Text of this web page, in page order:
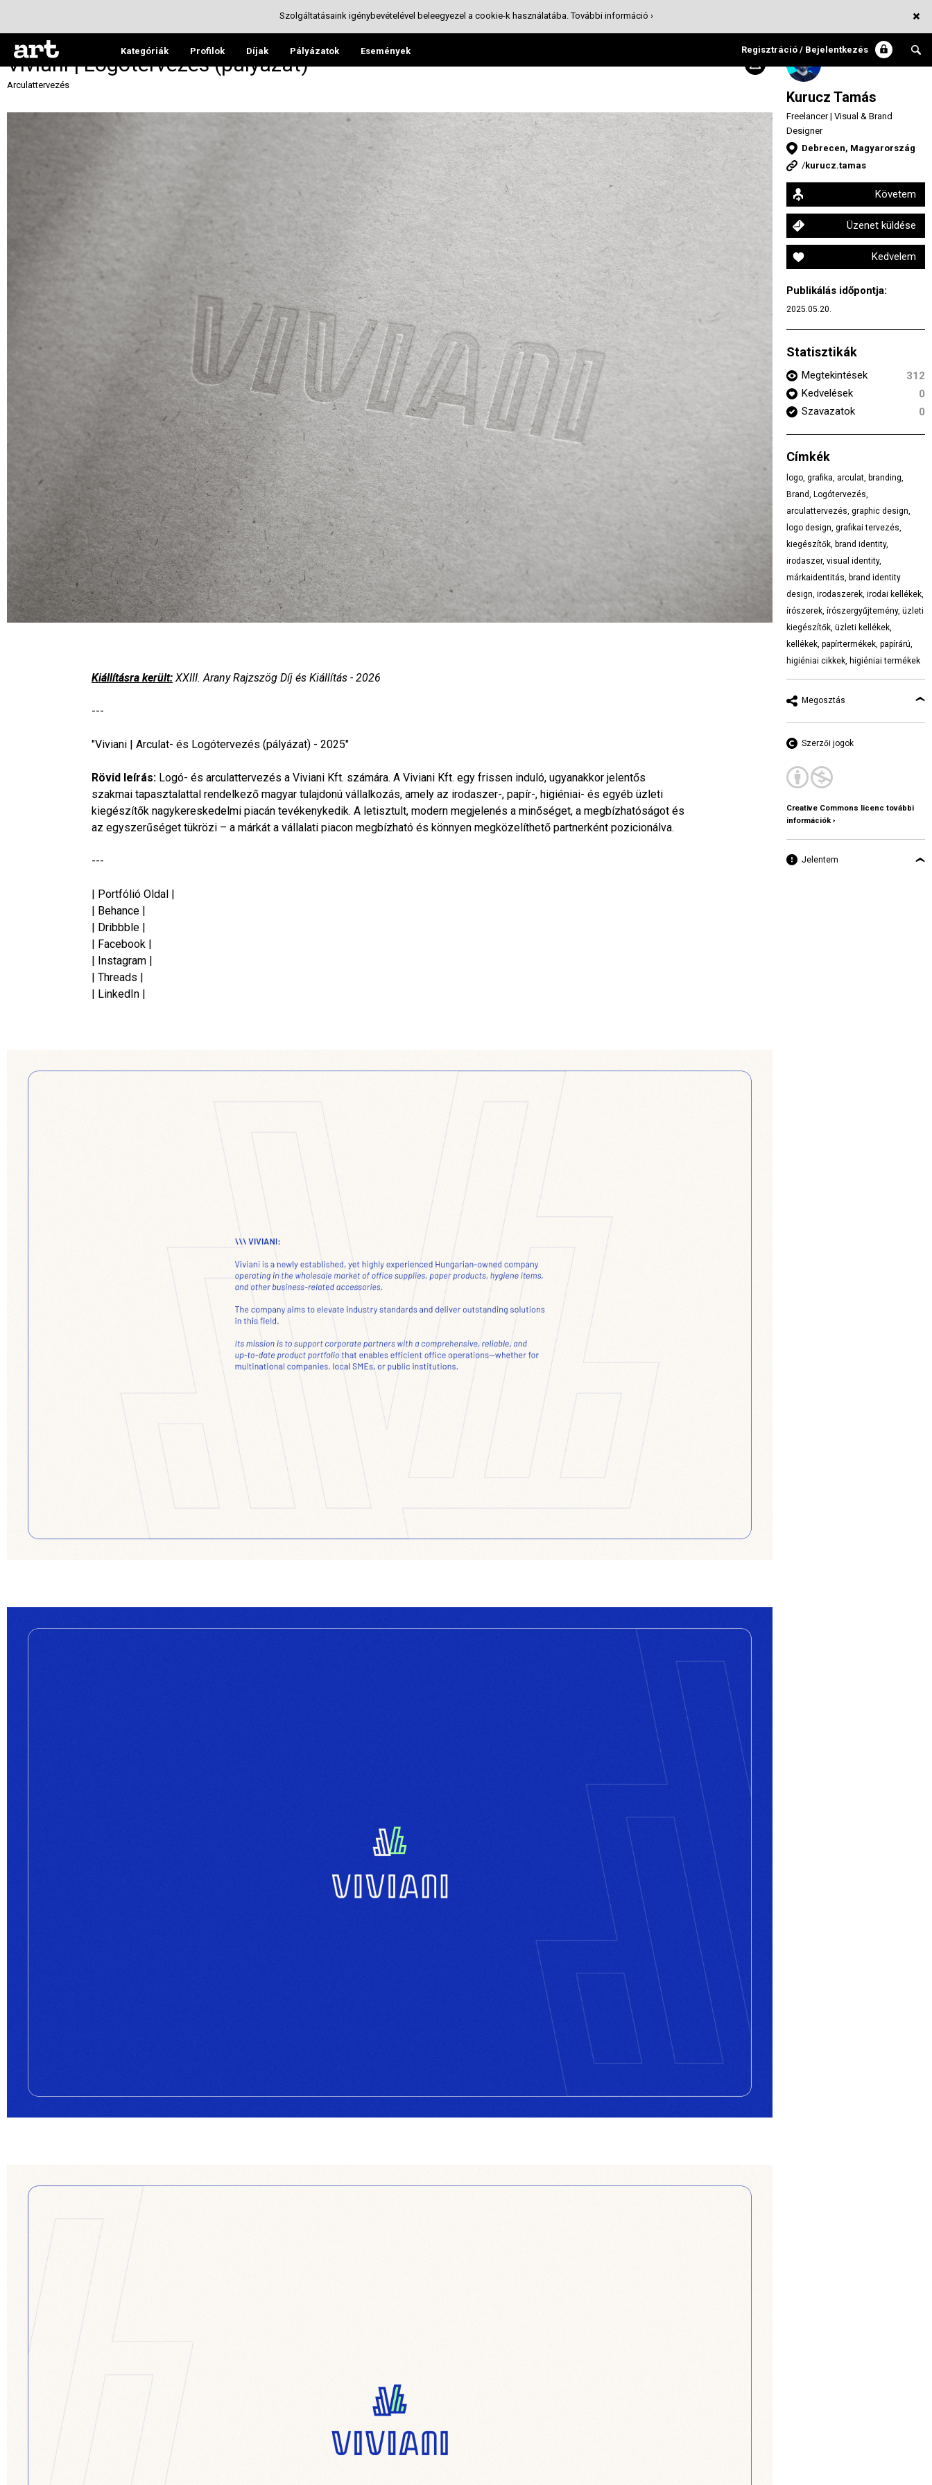
Kategóriák Profilok Díjak Pályázatok Események Regisztráció / Bejelentkezés
Viviani | Logótervezés (pályázat)
Arculattervezés
Kiállításra került: XXIII. Arany Rajzszög Díj és Kiállítás - 2026
---
"Viviani | Arculat- és Logótervezés (pályázat) - 2025"
Rövid leírás: Logó- és arculattervezés a Viviani Kft. számára. A Viviani Kft. egy frissen induló, ugyanakkor jelentős
szakmai tapasztalattal rendelkező magyar tulajdonú vállalkozás, amely az irodaszer-, papír-, higiéniai- és egyéb üzleti
kiegészítők nagykereskedelmi piacán tevékenykedik. A letisztult, modern megjelenés a minőséget, a megbízhatóságot és
az egyszerűséget tükrözi – a márkát a vállalati piacon megbízható és könnyen megközelíthető partnerként pozicionálva.
---
| Portfólió Oldal |
| Behance |
| Dribbble |
| Facebook |
| Instagram |
| Threads |
| LinkedIn |
Kurucz Tamás
Freelancer | Visual & Brand
Designer
Debrecen, Magyarország
/kurucz.tamas
Követem
Üzenet küldése
Kedvelem
Publikálás időpontja:
2025.05.20.
Statisztikák
Megtekintések
312
Kedvelések
0
Szavazatok
0
Címkék
logo, grafika, arculat, branding,
Brand, Logótervezés,
arculattervezés, graphic design,
logo design, grafikai tervezés,
kiegészítők, brand identity,
irodaszer, visual identity,
márkaidentitás, brand identity
design, irodaszerek, irodai kellékek,
írószerek, írószergyűjtemény, üzleti
kiegészítők, üzleti kellékek,
kellékek, papírtermékek, papírárú,
higiéniai cikkek, higiéniai termékek
Megosztás
Szerzői jogok
Creative Commons licenc további
információk ›
Jelentem
Szolgáltatásaink igénybevételével beleegyezel a cookie-k használatába.További információ ›